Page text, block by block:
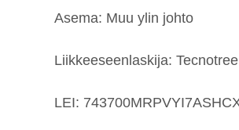
Asema: Muu ylin johto
Liikkeeseenlaskija:
LEI: